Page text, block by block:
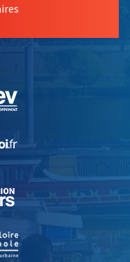
, Ouvre une nouvelle
, Ouvre une nouvelle